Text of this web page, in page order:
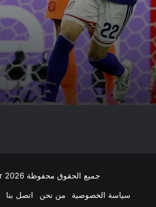
جميع الحقوق محفوظة koravar 2026
سياسة الخصوصية
من نحن اتصل بنا